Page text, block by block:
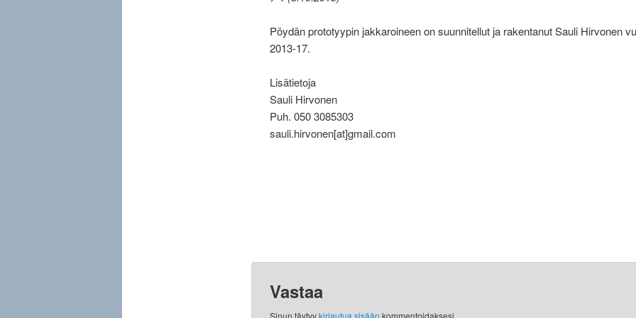
Pöydän prototyypin jakkaroineen on suunnitellut ja rakentanut Sauli Hirvonen
2013-17.
Lisätietoja
Sauli Hirvonen
Puh. 050 3085303
sauli.hirvonen[at]gmail.com
Vastaa
Sinun täytyykirjautua sisään kommentoidaksesi.